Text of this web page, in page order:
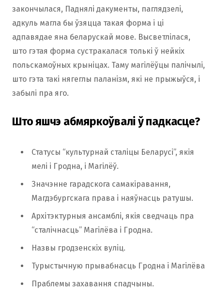
закончылася, Паднялі дакументы, паглядзелі,
адкуль магла бы ўзяцца такая форма і ці
адпавядае яна беларускай мове. Высветлілася,
што гэтая форма сустракалася толькі ў нейкіх
польскамоўных крыніцах. Таму магілёўцы палічылі,
што гэта такі нягеглы паланізм, які не прыжыўся, і
забылі пра яго.
Што яшчэ абмяркоўвалі ў падкасце?
Статусы “культурнай сталіцы Беларусі”, якія
мелі і Гродна, і Магілёў.
Значэнне гарадскога самакіравання,
Магдэбургскага права і наяўнасць ратушы.
Архітэктурныя ансамблі, якія сведчаць пра
“сталічнасць” Магілёва і Гродна.
Назвы гродзенскіх вуліц.
Турыстычную прывабнасць Гродна і Магілёва
Праблемы захавання спадчыны.